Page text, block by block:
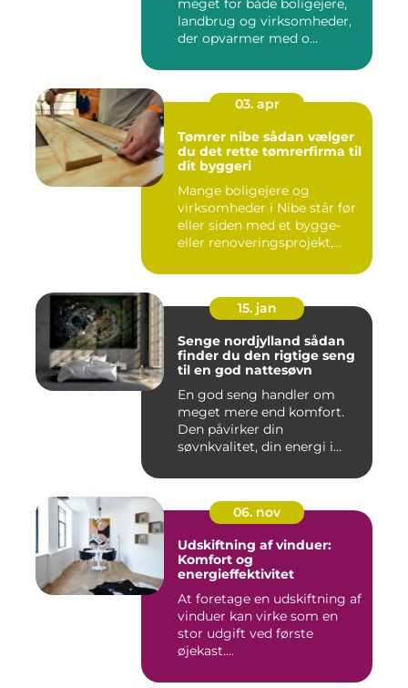
meget for både boligejere,
landbrug og virksomheder,
der opvarmer med o...
03. apr
Tømrer nibe sådan vælger
du det rette tømrerfirma til
dit byggeri
Mange boligejere og
virksomheder i Nibe står før
eller siden med et bygge-
eller renoveringsprojekt,...
15. jan
Senge nordjylland sådan
finder du den rigtige seng
til en god nattesøvn
En god seng handler om
meget mere end komfort.
Den påvirker din
søvnkvalitet, din energi i
06. nov
Udskiftning af vinduer:
Komfort og
energieffektivitet
At foretage en udskiftning af
vinduer kan virke som en
stor udgift ved første
øjekast....